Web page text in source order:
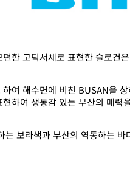
한 고딕서체로 표현한 슬로건
여 해수면에 비친 BUSAN을
하여 생동감 있는 부산의 매력
는 보라색과 부산의 역동하는